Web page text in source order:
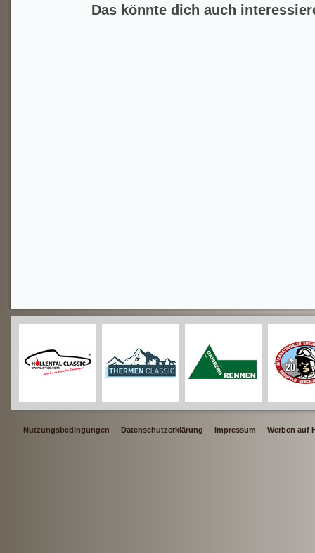
Das könnte dich auch
Nutzungsbedingungen Datenschutzerklärung Impressum Werben auf